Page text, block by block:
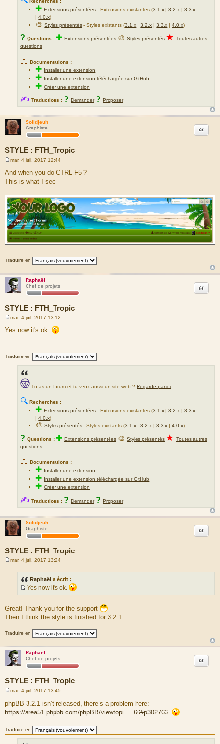
Recherches :
✚Extensions présentées -Extensions existantes (3.1.x |3.2.x |3.3.x
|4.0.x)
🎨Styles présentés - Styles existants (3.1.x |3.2.x |3.3.x |4.0.x)
? Questions : ✚ Extensions présentées 🎨 Styles présentés ★ Toutes autres
questions
📖 Documentations :
✚ Installer une extension
✚ Installer une extension téléchargée sur GitHub
✚Créer une extension
✍ Traductions : ? Demander ? Proposer
Solidjeuh
Graphiste
STYLE : FTH_Tropic
Citation
s
s
e
mar. 4 juil. 2017 12:44
And when you do CTRL F5 ?
This is what I see
Traduire en
Raphaël
Chef de projets
STYLE : FTH_Tropic
Citation
e
s
e
mar. 4 juil. 2017 13:12
Yes now it's ok.
Traduire en
Tu as un forum et tu veux aussi un site web ? Regarde par ici
🔍 Recherches :
✚Extensions présentées -Extensions existantes (3.1.x |3.2.x |3.3.x
|4.0.x)
🎨Styles présentés - Styles existants (3.1.x |3.2.x |3.3.x |4.0.x)
? Questions : ✚ Extensions présentées 🎨 Styles présentés ★ Toutes autres
questions
📖 Documentations :
✚ Installer une extension
✚ Installer une extension téléchargée sur GitHub
✚Créer une extension
✍ Traductions : ? Demander ? Proposer
Solidjeuh
Graphiste
STYLE : FTH_Tropic
Citation
mar. 4 juil. 2017 13:24
Raphaël a écrit :
u
r
d
u
m
e
s
s
a
g
e
Yes now it's ok.
Great! Thank you for the support
Then I think the style is finished for 3.2.1
Traduire en
Raphaël
Chef de projets
STYLE : FTH_Tropic
Citation
s
s
e
mar. 4 juil. 2017 13:45
phpBB 3.2.1 isn’t released, there’s a problem here:
https://area51.phpbb.com/phpBB/viewtopi ... 66#p302766
Traduire en